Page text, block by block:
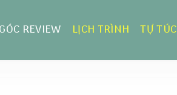
GÓC REVIEW LỊCH TRÌNH TỰ TÚC